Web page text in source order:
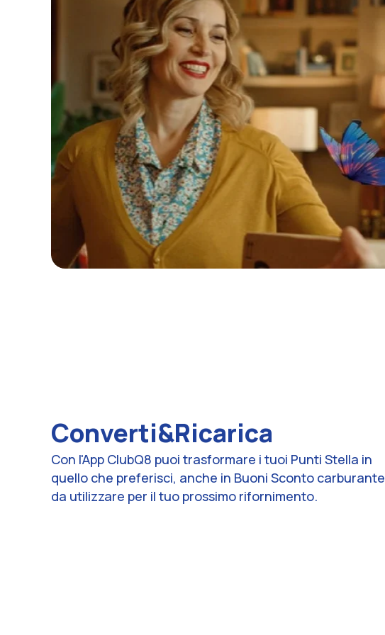
Converti&Ricarica
Con l'App ClubQ8 puoi trasformare i tuoi Punti Stella in
quello che preferisci, anche in Buoni Sconto carburante
da utilizzare per il tuo prossimo rifornimento.